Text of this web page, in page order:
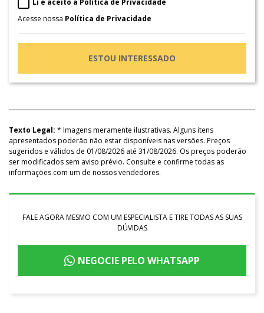
Li e aceito a Política de Privacidade
Acesse nossa Política de Privacidade
ESTOU INTERESSADO
Texto Legal: * Imagens meramente ilustrativas. Alguns itens
apresentados poderão não estar disponíveis nas versões. Preços
sugeridos e válidos de 01/08/2026 até 31/08/2026. Os preços poderão
ser modificados sem aviso prévio. Consulte e confirme todas as
informações com um de nossos vendedores.
FALE AGORA MESMO COM UM ESPECIALISTA E TIRE TODAS AS SUAS
DÚVIDAS
NEGOCIE PELO WHATSAPP